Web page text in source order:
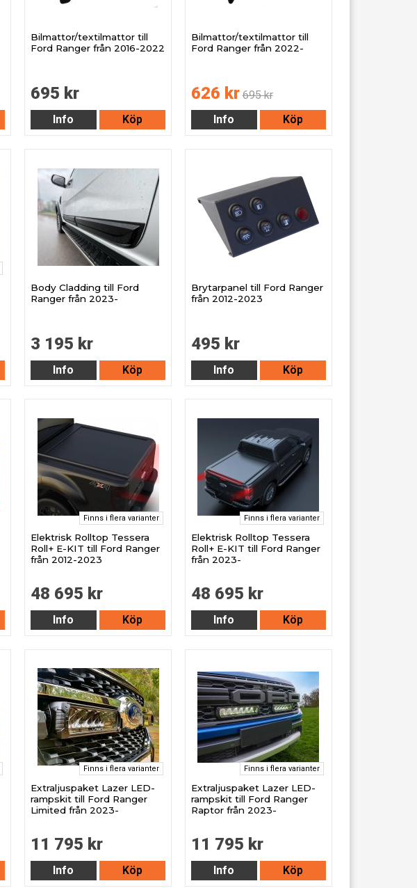
Bilmattor/textilmattor till
Ford Ranger från 2016-2022
695 kr
Info Köp
Bilmattor/textilmattor till
Ford Ranger från 2022-
626 kr 695 kr
Info
Köp
Body Cladding till Ford
Ranger från 2023-
3 195 kr
Info Köp
Brytarpanel till Ford Ranger
från 2012-2023
495 kr
Info Köp
Finns i flera varianter
Elektrisk Rolltop Tessera
Roll+ E-KIT till Ford Ranger
från 2012-2023
48 695 kr
Info Köp
Finns i flera varianter
Elektrisk Rolltop Tessera
Roll+ E-KIT till Ford Ranger
från 2023-
48 695 kr
Info Köp
Finns i flera varianter
Extraljuspaket Lazer LED-
rampskit till Ford Ranger
Limited från 2023-
11 795 kr
Info Köp
Finns i flera varianter
Extraljuspaket Lazer LED-
rampskit till Ford Ranger
Raptor från 2023-
11 795 kr
Info Köp